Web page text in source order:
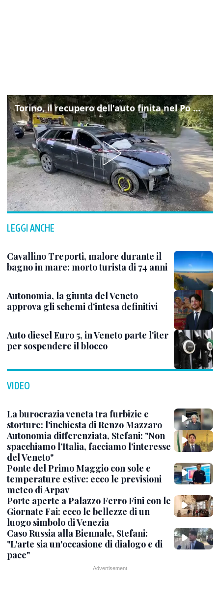
Torino, il recupero dell'auto finita nel Po durante un inseguimento
LEGGI ANCHE
Cavallino Treporti, malore durante il
bagno in mare: morto turista di 74 anni
Autonomia, la giunta del Veneto
approva gli schemi d'intesa definitivi
Auto diesel Euro 5, in Veneto parte l'iter
per sospendere il blocco
VIDEO
La burocrazia veneta tra furbizie e
storture: l'inchiesta di Renzo Mazzaro
Autonomia differenziata, Stefani: "Non
spacchiamo l’Italia, facciamo l’interesse
del Veneto"
Ponte del Primo Maggio con sole e
temperature estive: ecco le previsioni
meteo di Arpav
Porte aperte a Palazzo Ferro Fini con le
Giornate Fai: ecco le bellezze di un
luogo simbolo di Venezia
Caso Russia alla Biennale, Stefani:
"L'arte sia un'occasione di dialogo e di
pace"